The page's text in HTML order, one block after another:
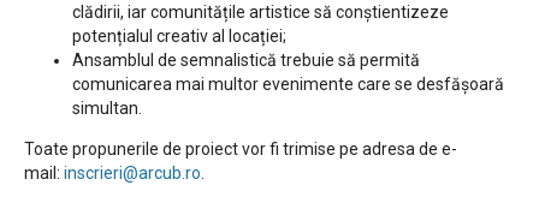
clădirii, iar comunitățile artistice să conștientizeze
potențialul creativ al locației;
Ansamblul de semnalistică trebuie să permită
comunicarea mai multor evenimente care se desfășoară
simultan.
Toate propunerile de proiect vor fi trimise pe adresa de e-
mail: inscrieri@arcub.ro